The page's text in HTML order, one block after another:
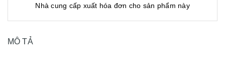
Nhà cung cấp xuất hóa đơn cho sản phẩm này
MÔ TẢ